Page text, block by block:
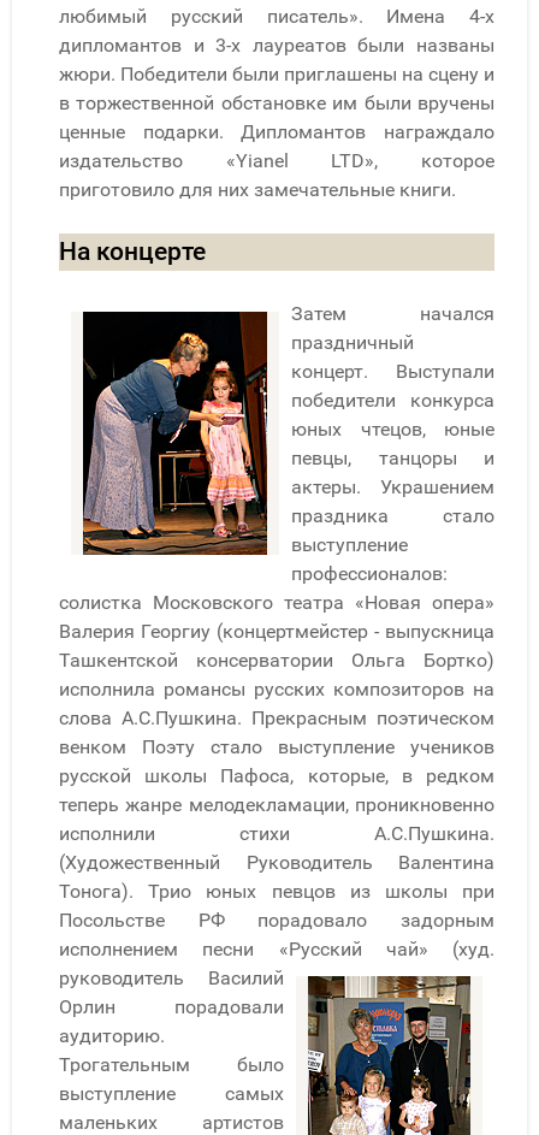
любимый русский писатель». Имена 4-х
дипломантов и 3-х лауреатов были названы
жюри. Победители были приглашены на сцену и
в торжественной обстановке им были вручены
ценные подарки. Дипломантов награждало
издательство «Yianel LTD», которое
приготовило для них замечательные книги.
На концерте
Затем начался
праздничный
концерт. Выступали
победители конкурса
юных чтецов, юные
певцы, танцоры и
актеры. Украшением
праздника стало
выступление
профессионалов:
солистка Московского театра «Новая опера»
Валерия Георгиу (концертмейстер - выпускница
Ташкентской консерватории Ольга Бортко)
исполнила романсы русских композиторов на
слова А.С.Пушкина. Прекрасным поэтическом
венком Поэту стало выступление учеников
русской школы Пафоса, которые, в редком
теперь жанре мелодекламации, проникновенно
исполнили стихи А.С.Пушкина.
(Художественный Руководитель Валентина
Тонога). Трио юных певцов из школы при
Посольстве РФ порадовало задорным
исполнением песни «Русский чай» (худ.
руководитель Василий
Орлин порадовали
аудиторию.
Трогательным было
выступление самых
маленьких артистов